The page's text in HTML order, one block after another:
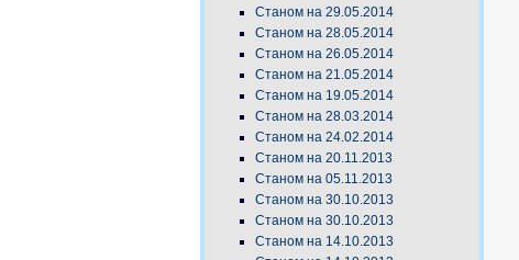
Станом на 29.05.2014
Станом на 28.05.2014
Станом на 26.05.2014
Станом на 21.05.2014
Станом на 19.05.2014
Станом на 28.03.2014
Станом на 24.02.2014
Станом на 20.11.2013
Станом на 05.11.2013
Станом на 30.10.2013
Станом на 30.10.2013
Станом на 14.10.2013